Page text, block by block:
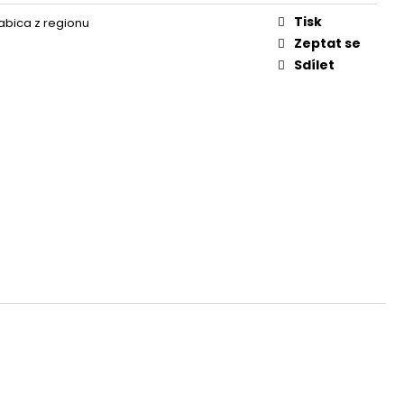
z regionu
Tisk
Zeptat se
Sdílet